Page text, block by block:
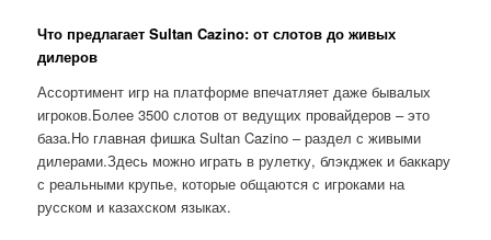
Что предлагает Sultan Cazino: от слотов до живых
дилеров
Ассортимент игр на платформе впечатляет даже бывалых
игроков.Более 3500 слотов от ведущих провайдеров – это
база.Но главная фишка Sultan Cazino – раздел с живыми
дилерами.Здесь можно играть в рулетку, блэкджек и баккару
с реальными крупье, которые общаются с игроками на
русском и казахском языках.